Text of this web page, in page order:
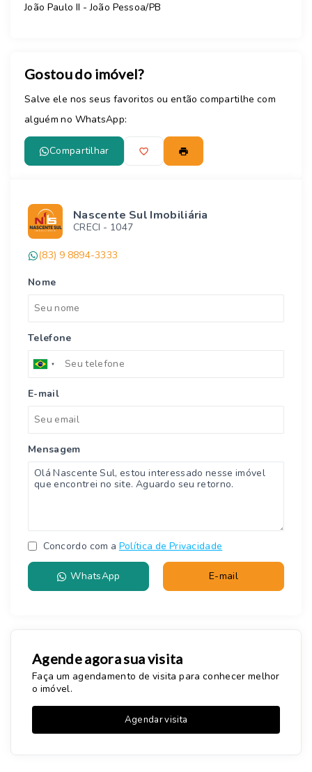
João Paulo II - João Pessoa/PB
Gostou do imóvel?
Salve ele nos seus favoritos ou então compartilhe com
alguém no WhatsApp:
Compartilhar
Nascente Sul Imobiliária
CRECI - 1047
(83) 9 8894-3333
Nome
Telefone
E-mail
Mensagem
Concordo com a Política de Privacidade
WhatsApp E-mail
Agende agora sua visita
Faça um agendamento de visita para conhecer melhor
o imóvel.
Agendar visita